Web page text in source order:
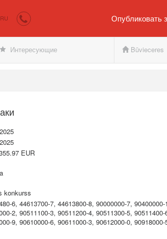
Покупателю и
RU Опубликовать
Интересующие Būvieceres
EUR
konkurss
6, 44613700-7, 44613800-8, 90000000-7, 90400000-
2, 90511100-3, 90511200-4, 90511300-5, 90511400-
9, 90610000-6, 90611000-3, 90612000-0, 90918000-